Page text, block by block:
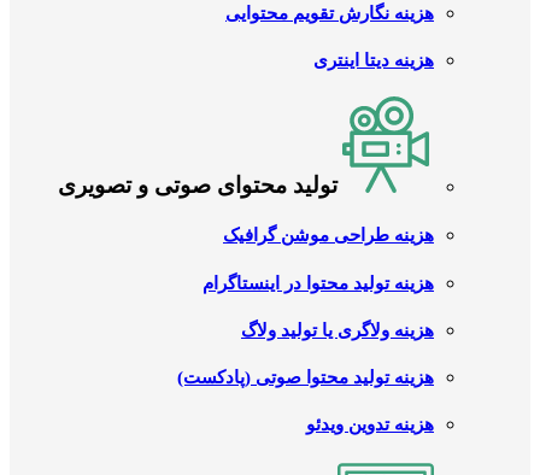
هزینه نگارش تقویم محتوایی
هزینه دیتا اینتری
تولید محتوای صوتی و تصویری
هزینه طراحی موشن گرافیک
هزینه تولید محتوا در اینستاگرام
هزینه ولاگری یا تولید ولاگ
هزینه تولید محتوا صوتی (پادکست)
هزینه تدوین ویدئو